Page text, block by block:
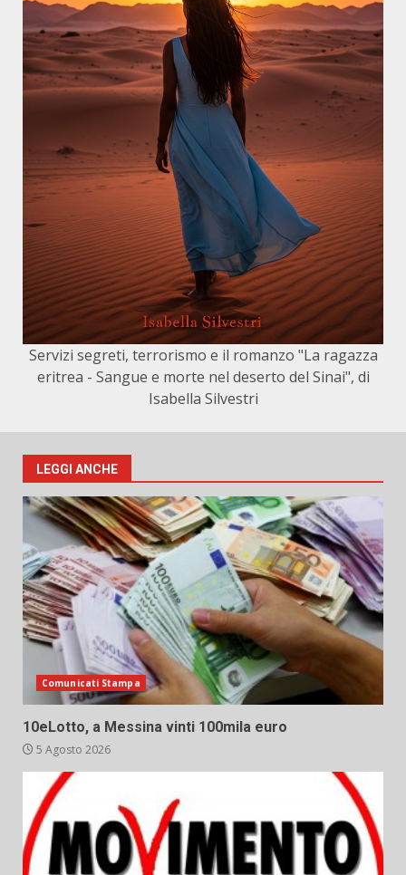
Servizi segreti, terrorismo e il romanzo "La ragazza
eritrea - Sangue e morte nel deserto del Sinai", di
Isabella Silvestri
LEGGI ANCHE
Comunicati Stampa
10eLotto, a Messina vinti 100mila euro
5 Agosto 2026